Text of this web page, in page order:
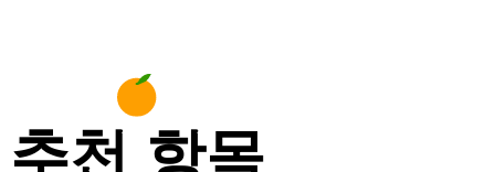
추천 항목